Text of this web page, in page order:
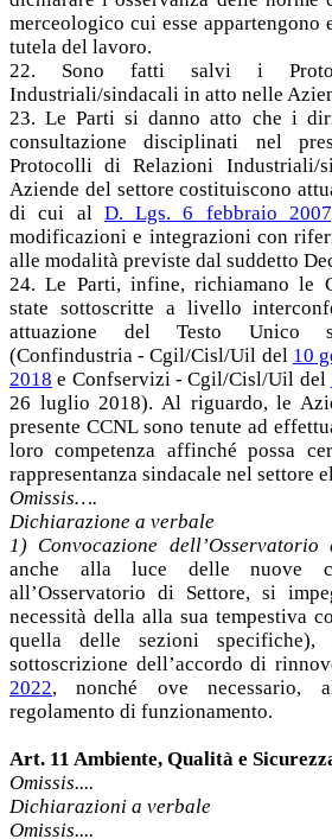
merceologico cui esse
tutela del lavoro.
22. Sono fatti salvi i
Industriali/sindacali in atto nelle
23. Le Parti si danno atto che i
consultazione disciplinati nel
Protocolli di Relazioni Industriali/
Aziende del settore costituiscono
di cui al D. Lgs. 6 febbraio
modificazioni e integrazioni con
alle modalità previste dal suddetto
24. Le Parti, infine, richiamano le
state sottoscritte a livello
attuazione del Testo Unico
(Confindustria - Cgil/Cisl/Uil del 10
2018 e Confservizi - Cgil/Cisl/Uil del
26 luglio 2018). Al riguardo, le
presente CCNL sono tenute ad
loro competenza affinché possa
rappresentanza sindacale nel settore
Omissis….
Dichiarazione a verbale
1) Convocazione dell’Osservatorio
anche alla luce delle nuove
all’Osservatorio di Settore, si
necessità della alla sua tempestiva
quella delle sezioni
sottoscrizione dell’accordo di
2022, nonché ove necessario,
regolamento di funzionamento.
Art. 11 Ambiente, Qualità e
Omissis....
Dichiarazioni a verbale
Omissis....